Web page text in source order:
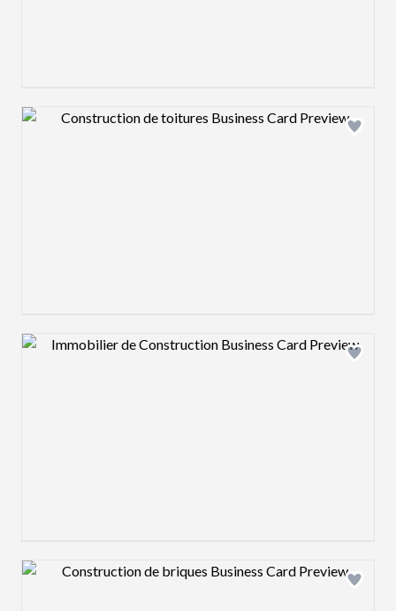
Design preview image
Design preview image
Design preview image